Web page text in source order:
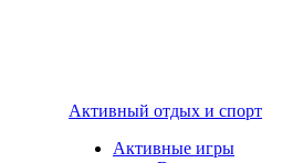
Активный отдых и спорт
Активные игры